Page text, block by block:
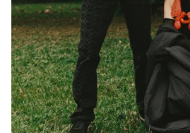
Cơ quan báo chí:
Thời báo VTV
Giấy phép hoạt động báo in và báo
cấp ngày 29/12/2023
Tổng Biên tập:Vũ Thanh Thủy
Phó Tổng Biên tập:Nguyễn Thị Mỹ
Nguyễn Trọng Ninh
Tổng đài VTV:024.38 355 931 -